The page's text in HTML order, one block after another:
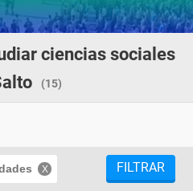
ciencias sociales
(15)
FILTRAR